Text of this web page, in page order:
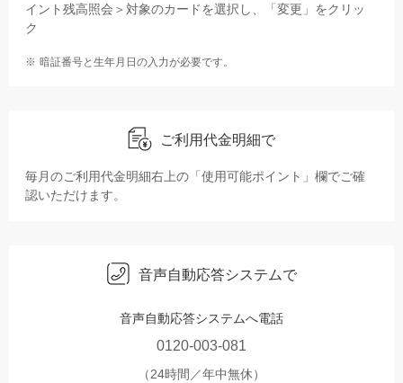
イント残高照会＞対象のカードを選択し、「変更」をクリッ
ク
暗証番号と生年月日の入力が必要です。
ご利用代金明細で
毎月のご利用代金明細右上の「使用可能ポイント」欄でご確
認いただけます。
音声自動応答システムで
音声自動応答システムへ電話
0120-003-081
（24時間／年中無休）